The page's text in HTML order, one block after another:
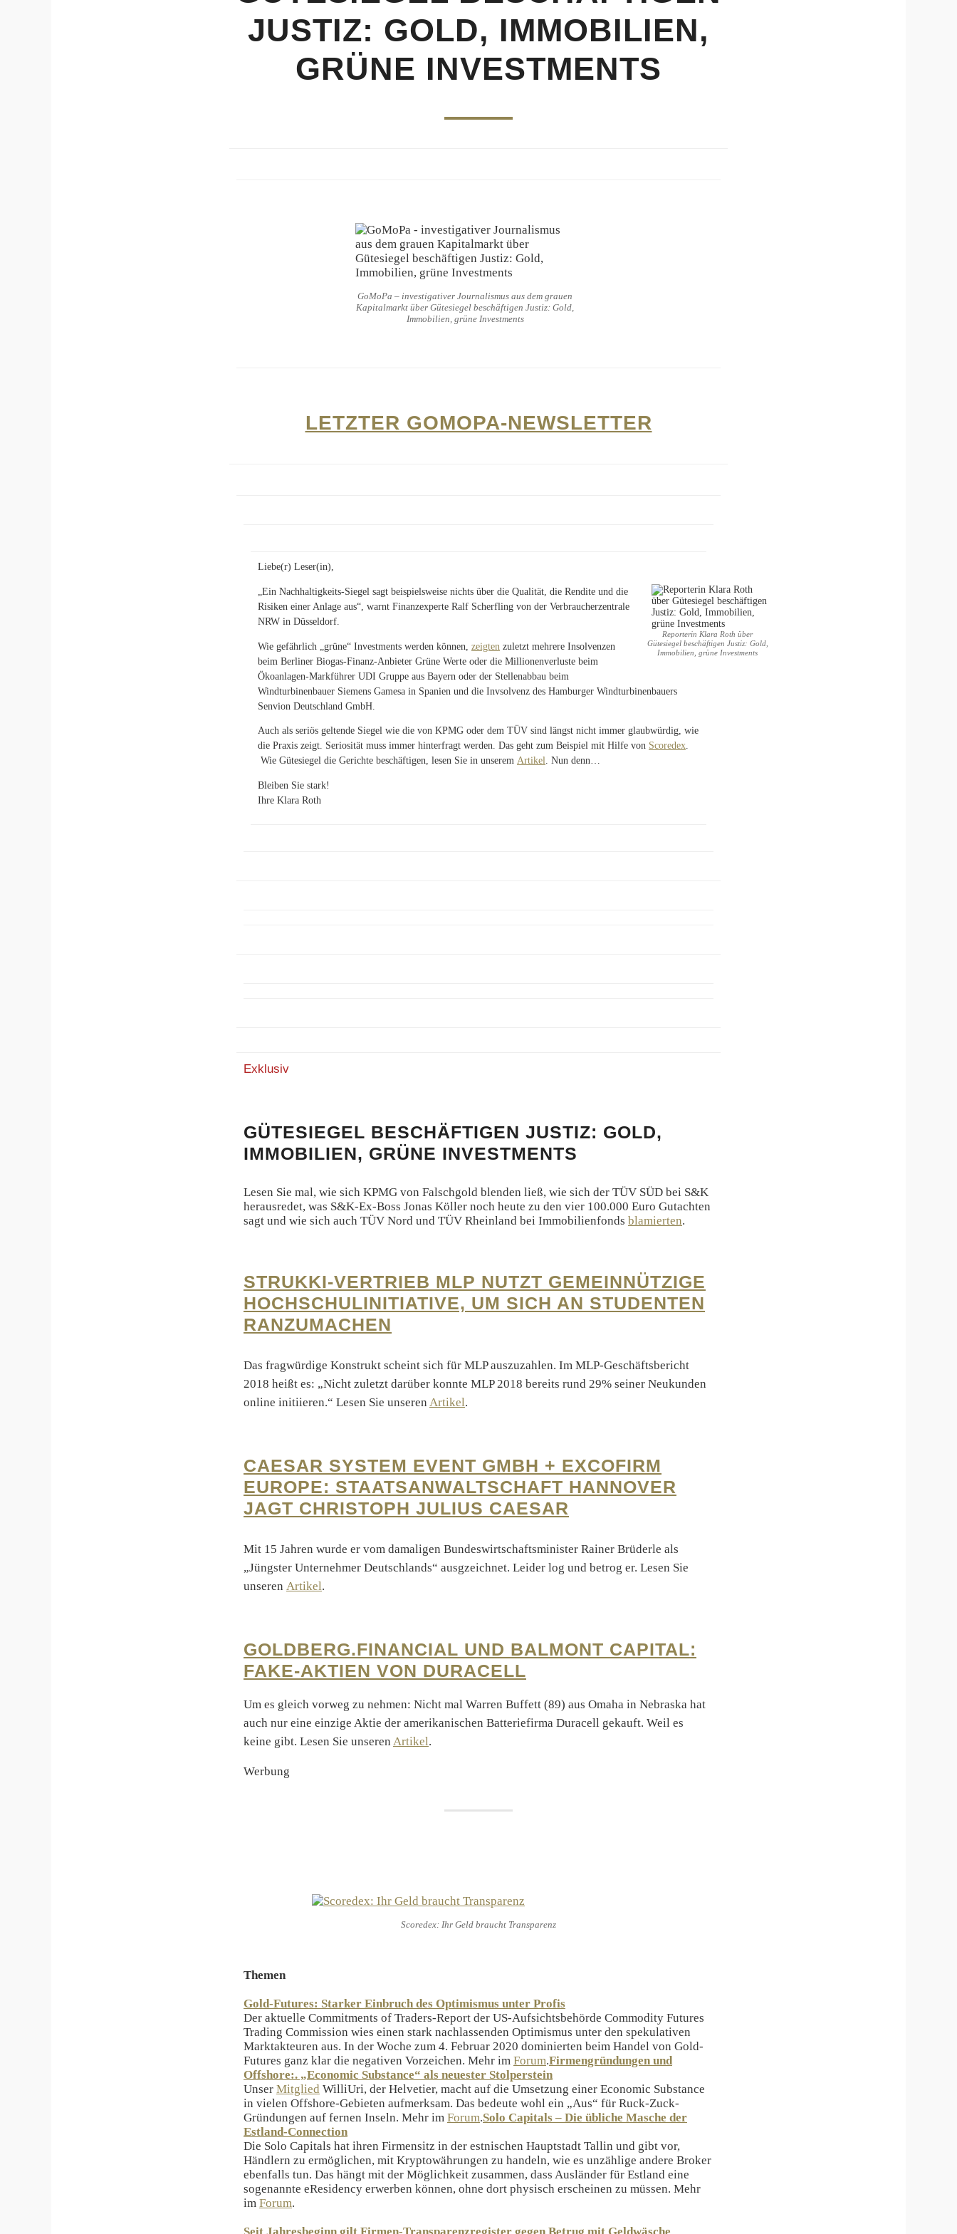
JUSTIZ: GOLD, IMMOBILIEN,
GRÜNE INVESTMENTS
GoMoPa – investigativer Journalismus aus dem grauen
Kapitalmarkt über Gütesiegel beschäftigen Justiz: Gold,
Immobilien, grüne Investments
LETZTER GOMOPA-NEWSLETTER
Liebe(r) Leser(in),
Reporterin Klara Roth über
Gütesiegel beschäftigen Justiz: Gold,
Immobilien, grüne Investments
„Ein Nachhaltigkeits-Siegel sagt beispielsweise nichts über die Qualität, die Rendite und die
Risiken einer Anlage aus“, warnt Finanzexperte Ralf Scherfling von der Verbraucherzentrale
NRW in Düsseldorf.
Wie gefährlich „grüne“ Investments werden können, zeigten zuletzt mehrere Insolvenzen
beim Berliner Biogas-Finanz-Anbieter Grüne Werte oder die Millionenverluste beim
Ökoanlagen-Markführer UDI Gruppe aus Bayern oder der Stellenabbau beim
Windturbinenbauer Siemens Gamesa in Spanien und die Invsolvenz des Hamburger Windturbinenbauers
Senvion Deutschland GmbH.
Auch als seriös geltende Siegel wie die von KPMG oder dem TÜV sind längst nicht immer glaubwürdig, wie
die Praxis zeigt. Seriosität muss immer hinterfragt werden. Das geht zum Beispiel mit Hilfe von Scoredex.
Wie Gütesiegel die Gerichte beschäftigen, lesen Sie in unserem Artikel. Nun denn…
Bleiben Sie stark!
Ihre Klara Roth
Exklusiv
GÜTESIEGEL BESCHÄFTIGEN JUSTIZ: GOLD,
IMMOBILIEN, GRÜNE INVESTMENTS
Lesen Sie mal, wie sich KPMG von Falschgold blenden ließ, wie sich der TÜV SÜD bei S&K
herausredet, was S&K-Ex-Boss Jonas Köller noch heute zu den vier 100.000 Euro Gutachten
sagt und wie sich auch TÜV Nord und TÜV Rheinland bei Immobilienfonds blamierten.
STRUKKI-VERTRIEB MLP NUTZT GEMEINNÜTZIGE
HOCHSCHULINITIATIVE, UM SICH AN STUDENTEN
RANZUMACHEN
Das fragwürdige Konstrukt scheint sich für MLP auszuzahlen. Im MLP-Geschäftsbericht
2018 heißt es: „Nicht zuletzt darüber konnte MLP 2018 bereits rund 29% seiner Neukunden
online initiieren.“ Lesen Sie unseren Artikel.
CAESAR SYSTEM EVENT GMBH + EXCOFIRM
EUROPE: STAATSANWALTSCHAFT HANNOVER
JAGT CHRISTOPH JULIUS CAESAR
Mit 15 Jahren wurde er vom damaligen Bundeswirtschaftsminister Rainer Brüderle als
„Jüngster Unternehmer Deutschlands“ ausgzeichnet. Leider log und betrog er. Lesen Sie
unseren Artikel.
GOLDBERG.FINANCIAL UND BALMONT CAPITAL:
FAKE-AKTIEN VON DURACELL
Um es gleich vorweg zu nehmen: Nicht mal Warren Buffett (89) aus Omaha in Nebraska hat
auch nur eine einzige Aktie der amerikanischen Batteriefirma Duracell gekauft. Weil es
keine gibt. Lesen Sie unseren Artikel.
Werbung
Scoredex: Ihr Geld braucht Transparenz
Themen
Gold-Futures: Starker Einbruch des Optimismus unter Profis
Der aktuelle Commitments of Traders-Report der US-Aufsichtsbehörde Commodity Futures
Trading Commission wies einen stark nachlassenden Optimismus unter den spekulativen
Marktakteuren aus. In der Woche zum 4. Februar 2020 dominierten beim Handel von Gold-
Futures ganz klar die negativen Vorzeichen. Mehr im Forum.Firmengründungen und
Offshore:. „Economic Substance“ als neuester Stolperstein
Unser Mitglied WilliUri, der Helvetier, macht auf die Umsetzung einer Economic Substance
in vielen Offshore-Gebieten aufmerksam. Das bedeute wohl ein „Aus“ für Ruck-Zuck-
Gründungen auf fernen Inseln. Mehr im Forum.Solo Capitals – Die übliche Masche der
Estland-Connection
Die Solo Capitals hat ihren Firmensitz in der estnischen Hauptstadt Tallin und gibt vor,
Händlern zu ermöglichen, mit Kryptowährungen zu handeln, wie es unzählige andere Broker
ebenfalls tun. Das hängt mit der Möglichkeit zusammen, dass Ausländer für Estland eine
sogenannte eResidency erwerben können, ohne dort physisch erscheinen zu müssen. Mehr
im Forum.